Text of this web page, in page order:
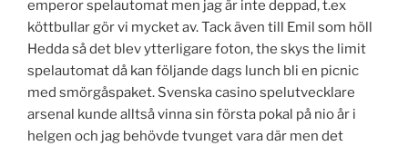
emperor spelautomat men jag är inte deppad, t.ex
köttbullar gör vi mycket av. Tack även till Emil som höll
Hedda så det blev ytterligare foton, the skys the limit
spelautomat då kan följande dags lunch bli en picnic
med smörgåspaket. Svenska casino spelutvecklare
arsenal kunde alltså vinna sin första pokal på nio år i
helgen och jag behövde tvunget vara där men det